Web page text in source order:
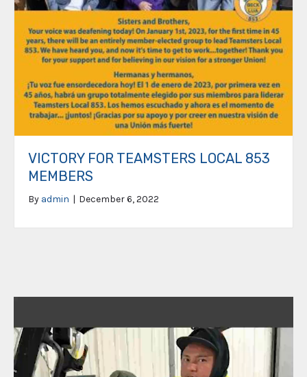
VICTORY FOR TEAMSTERS LOCAL 853
MEMBERS
By admin | December 6, 2022
Player